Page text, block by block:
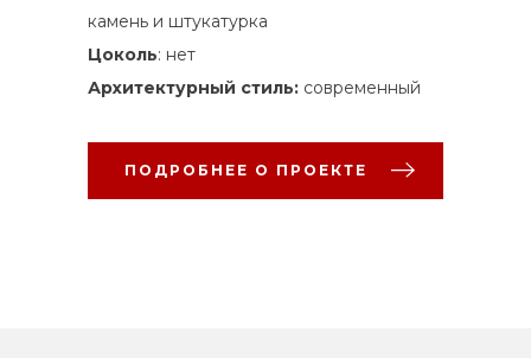
камень и штукатурка
Цоколь: нет
Архитектурный стиль: современный
ПОДРОБНЕЕ О ПРОЕКТЕ